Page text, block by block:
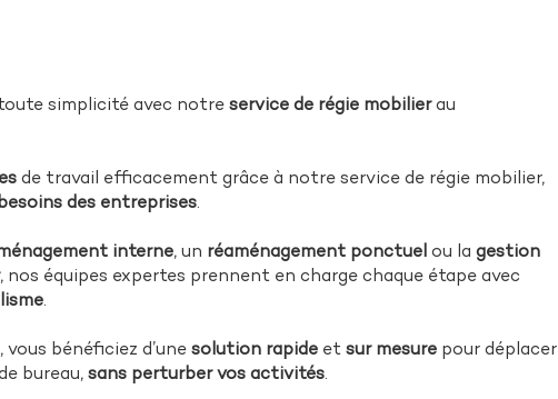
simplicité avec notre service de régie mobilierau
de travail efficacement grâce à notre service de régie mobilier,
des entreprises.
interne, un réaménagement ponctuel ou la gestion
, nos équipes expertes prennent en charge chaque étape avec
.
bénéficiez d’une solution rapide et sur mesure pour déplacer
bureau, sans perturber vos activités.